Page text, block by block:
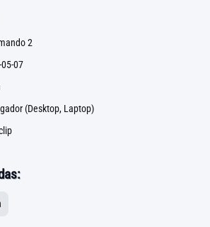
2
07
(Desktop, Laptop)